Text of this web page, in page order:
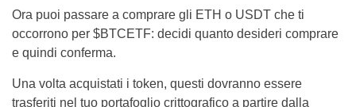
Ora puoi passare a comprare gli ETH o USDT che ti
occorrono per $BTCETF: decidi quanto desideri comprare
e quindi conferma.
Una volta acquistati i token, questi dovranno essere
trasferiti nel tuo portafoglio crittografico a partire dalla